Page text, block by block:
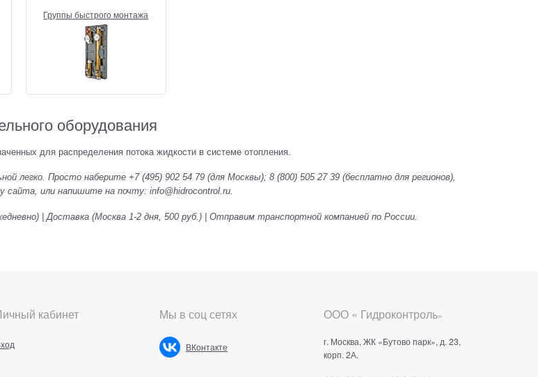
Группы быстрого монтажа
оборудования
для распределения потока жидкости в системе отопления.
легко. Просто наберите +7 (495) 902 54 79 (для Москвы); 8 (800) 505 27 39 (бесплатно для регионов),
сайта, или напишите на почту: info@hidrocontrol.ru.
| Доставка (Москва 1-2 дня, 500 руб.) | Отправим транспортной компанией по России.
кабинет Мы в соц сетях
ВКонтакте
ООО « Гидроконтроль»
г. Москва, ЖК «Бутово парк», д. 23,
корп. 2А.